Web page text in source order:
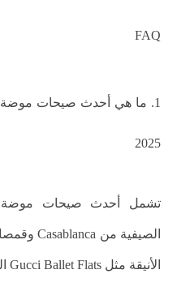
FAQ
1. ما هي أحدث صيحات موضة
2025
الأنيقة مثل Gucci Ballet Flats التي تجمع بين الأناقة والراحة.